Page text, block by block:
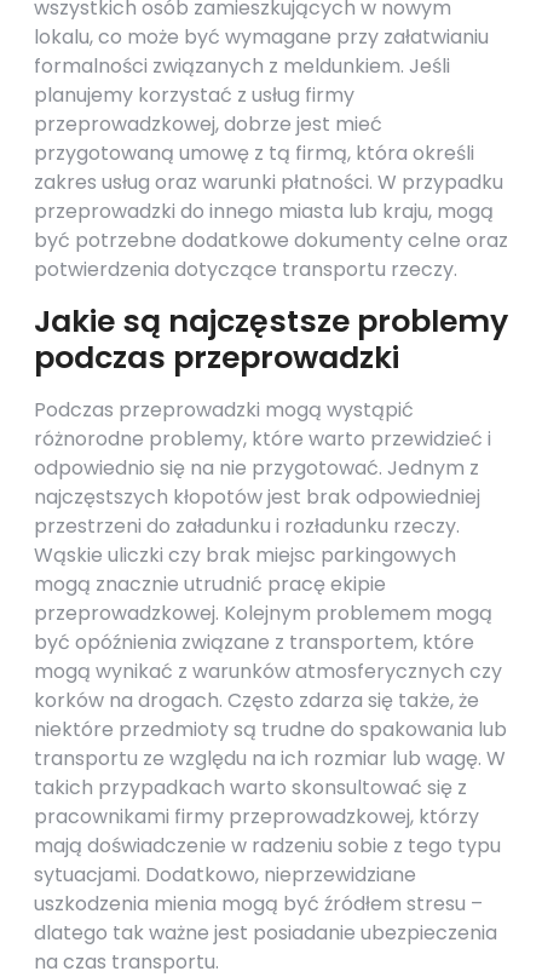
wszystkich osób zamieszkujących w nowym
lokalu, co może być wymagane przy załatwianiu
formalności związanych z meldunkiem. Jeśli
planujemy korzystać z usług firmy
przeprowadzkowej, dobrze jest mieć
przygotowaną umowę z tą firmą, która określi
zakres usług oraz warunki płatności. W przypadku
przeprowadzki do innego miasta lub kraju, mogą
być potrzebne dodatkowe dokumenty celne oraz
potwierdzenia dotyczące transportu rzeczy.
Jakie są najczęstsze problemy
podczas przeprowadzki
Podczas przeprowadzki mogą wystąpić
różnorodne problemy, które warto przewidzieć i
odpowiednio się na nie przygotować. Jednym z
najczęstszych kłopotów jest brak odpowiedniej
przestrzeni do załadunku i rozładunku rzeczy.
Wąskie uliczki czy brak miejsc parkingowych
mogą znacznie utrudnić pracę ekipie
przeprowadzkowej. Kolejnym problemem mogą
być opóźnienia związane z transportem, które
mogą wynikać z warunków atmosferycznych czy
korków na drogach. Często zdarza się także, że
niektóre przedmioty są trudne do spakowania lub
transportu ze względu na ich rozmiar lub wagę. W
takich przypadkach warto skonsultować się z
pracownikami firmy przeprowadzkowej, którzy
mają doświadczenie w radzeniu sobie z tego typu
sytuacjami. Dodatkowo, nieprzewidziane
uszkodzenia mienia mogą być źródłem stresu –
dlatego tak ważne jest posiadanie ubezpieczenia
na czas transportu.